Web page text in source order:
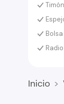
Inicio